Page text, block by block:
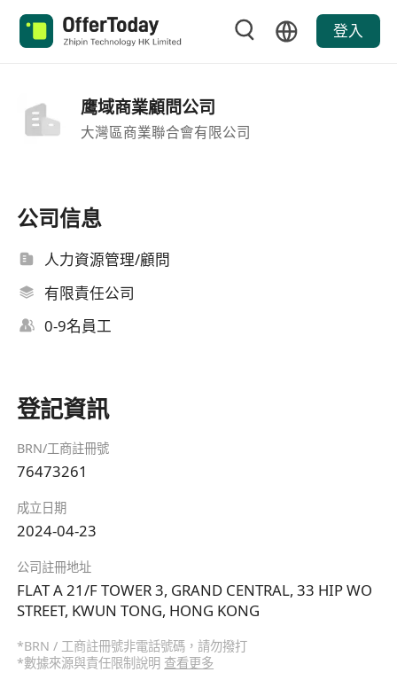
登入
鹰域商業顧問公司
大灣區商業聯合會有限公司
公司信息
人力資源管理/顧問
有限責任公司
0-9名員工
登記資訊
BRN/工商註冊號
76473261
成立日期
2024-04-23
公司註冊地址
FLAT A 21/F TOWER 3, GRAND CENTRAL, 33 HIP WO
STREET, KWUN TONG, HONG KONG
*BRN / 工商註冊號非電話號碼，請勿撥打
*數據來源與責任限制說明 查看更多